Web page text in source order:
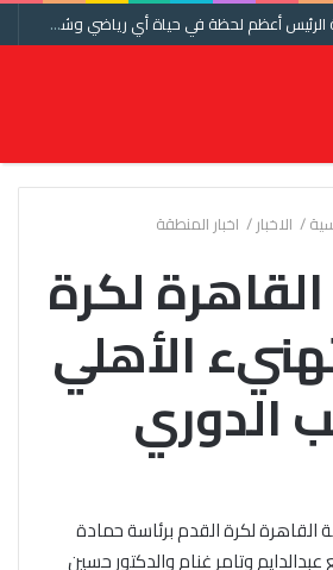
محمد حشيش : مقابلة الرئيس أعظم لحظة في حياة أي رياضي وشكرا اتحاد الكرة ومنتخب مصر
/ الاخبار/ اخبار المنطقة
لكرة
الأهلي
الدوري
لكرة القدم برئاسة حمادة
وتامر غنام والدكتور حسين